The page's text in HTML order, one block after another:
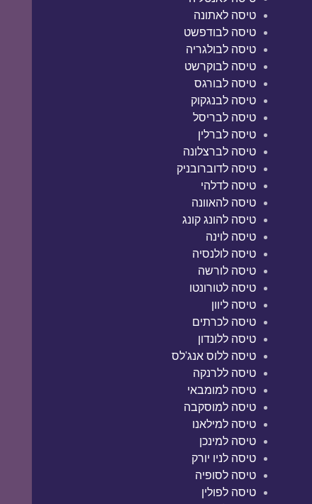
טיסה לאתונה
טיסה לבודפשט
טיסה לבולגריה
טיסה לבוקרשט
טיסה לבורגס
טיסה לבנגקוק
טיסה לבריסל
טיסה לברלין
טיסה לברצלונה
טיסה לדוברובניק
טיסה לדלהי
טיסה להאוונה
טיסה להונג קונג
טיסה לוינה
טיסה לולנסיה
טיסה לורשה
טיסה לטורונטו
טיסה ליוון
טיסה לכרתים
טיסה ללונדון
טיסה ללוס אנג'לס
טיסה ללרנקה
טיסה למומבאי
טיסה למוסקבה
טיסה למילאנו
טיסה למינכן
טיסה לניו יורק
טיסה לסופיה
טיסה לפולין